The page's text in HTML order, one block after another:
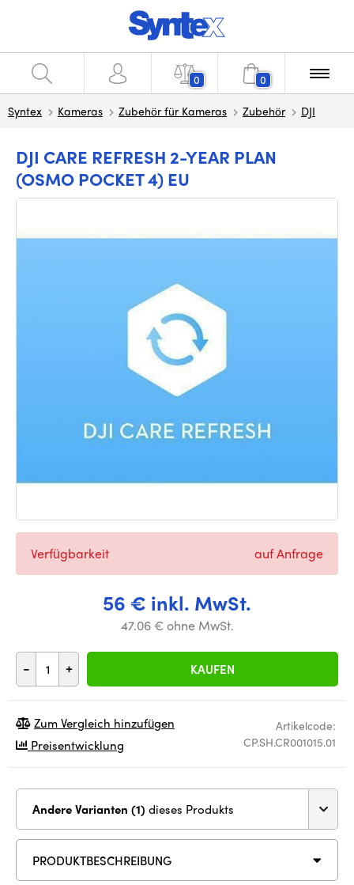
0 0
Syntex Kameras Zubehör für Kameras Zubehör DJI
DJI CARE REFRESH 2-YEAR PLAN
(OSMO POCKET 4) EU
56 € inkl. MwSt.
47.06 € ohne MwSt.
- + KAUFEN
Verfügbarkeit auf Anfrage
Artikelcode:
CP.SH.CR001015.01
Zum Vergleich hinzufügen
Preisentwicklung
Andere Varianten (1) dieses Produkts
PRODUKTBESCHREIBUNG